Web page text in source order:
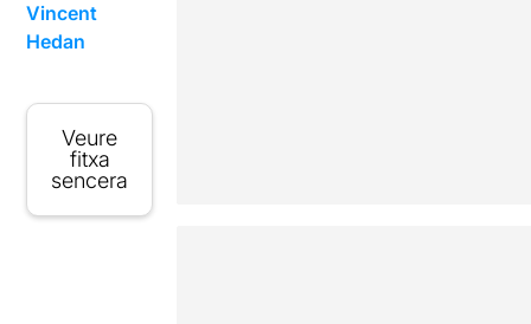
Vincent
Hedan
Veure
fitxa
sencera